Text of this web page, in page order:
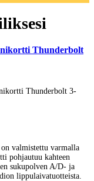
Thunderbolt
Thunderbolt 3-
valmistettu varmalla
pohjautuu kahteen
sukupolven A/D- ja
lippulaivatuotteista.